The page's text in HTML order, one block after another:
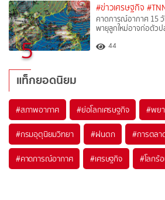
5
#ข่าวเศรษฐกิจ
คาดการณ์อากาศ 15
พายุลูกใหม่อาจก่อตัวป
44
แท็กยอดนิยม
#สภาพอากาศ #ย่อโลกเศรษฐกิจ #พย
#กรมอุตุนิยมวิทยา #ฝนตก #การตลา
#คาดการณ์อากาศ #เศรษฐกิจ #โลกร้